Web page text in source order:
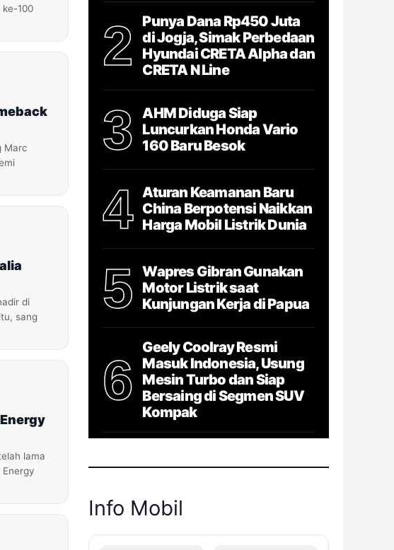
100
Marc
di
sang
lama
2
Punya Dana Rp450 Juta
di Jogja, Simak Perbedaan
Hyundai CRETA Alpha dan
CRETA N Line
3
AHM Diduga Siap
Luncurkan Honda Vario
160 Baru Besok
4
Aturan Keamanan Baru
China Berpotensi Naikkan
Harga Mobil Listrik Dunia
5
Wapres Gibran Gunakan
Motor Listrik saat
Kunjungan Kerja di Papua
6
Geely Coolray Resmi
Masuk Indonesia, Usung
Mesin Turbo dan Siap
Bersaing di Segmen SUV
Kompak
Info Mobil